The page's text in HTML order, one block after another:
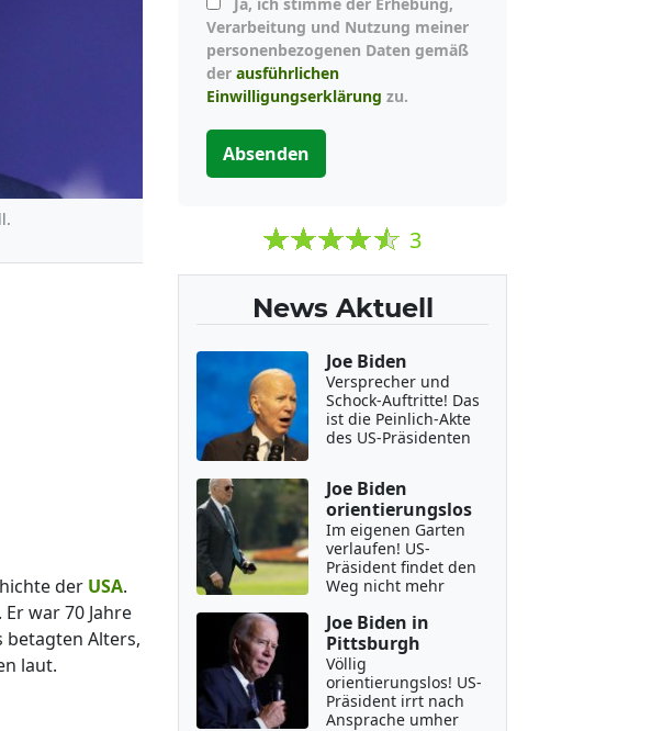
der USA.
war 70 Jahre
betagten Alters,
laut.
Verarbeitung und Nutzung meiner
personenbezogenen Daten gemäß
der ausführlichen
Einwilligungserklärung zu.
Absenden
3
News Aktuell
Joe Biden
Versprecher und
Schock-Auftritte! Das
ist die Peinlich-Akte
des US-Präsidenten
Joe Biden
orientierungslos
Im eigenen Garten
verlaufen! US-
Präsident findet den
Weg nicht mehr
Joe Biden in
Pittsburgh
Völlig
orientierungslos! US-
Präsident irrt nach
Ansprache umher